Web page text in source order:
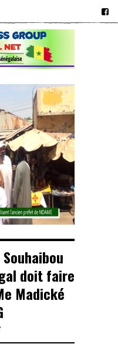
doit faire
Madické